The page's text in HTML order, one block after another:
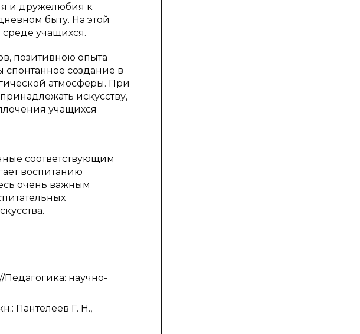
и дружелюбия к
быту. На этой
учащихся.
позитивною опыта
создание в
атмосферы. При
искусству,
учащихся
соответствующим
воспитанию
очень важным
научно-
Пантелеев Г. Н.,